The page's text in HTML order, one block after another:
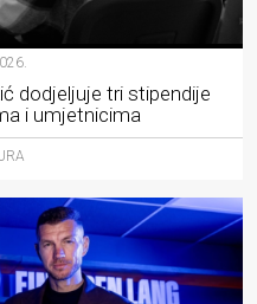
dodjeljuje tri stipendije
i umjetnicima